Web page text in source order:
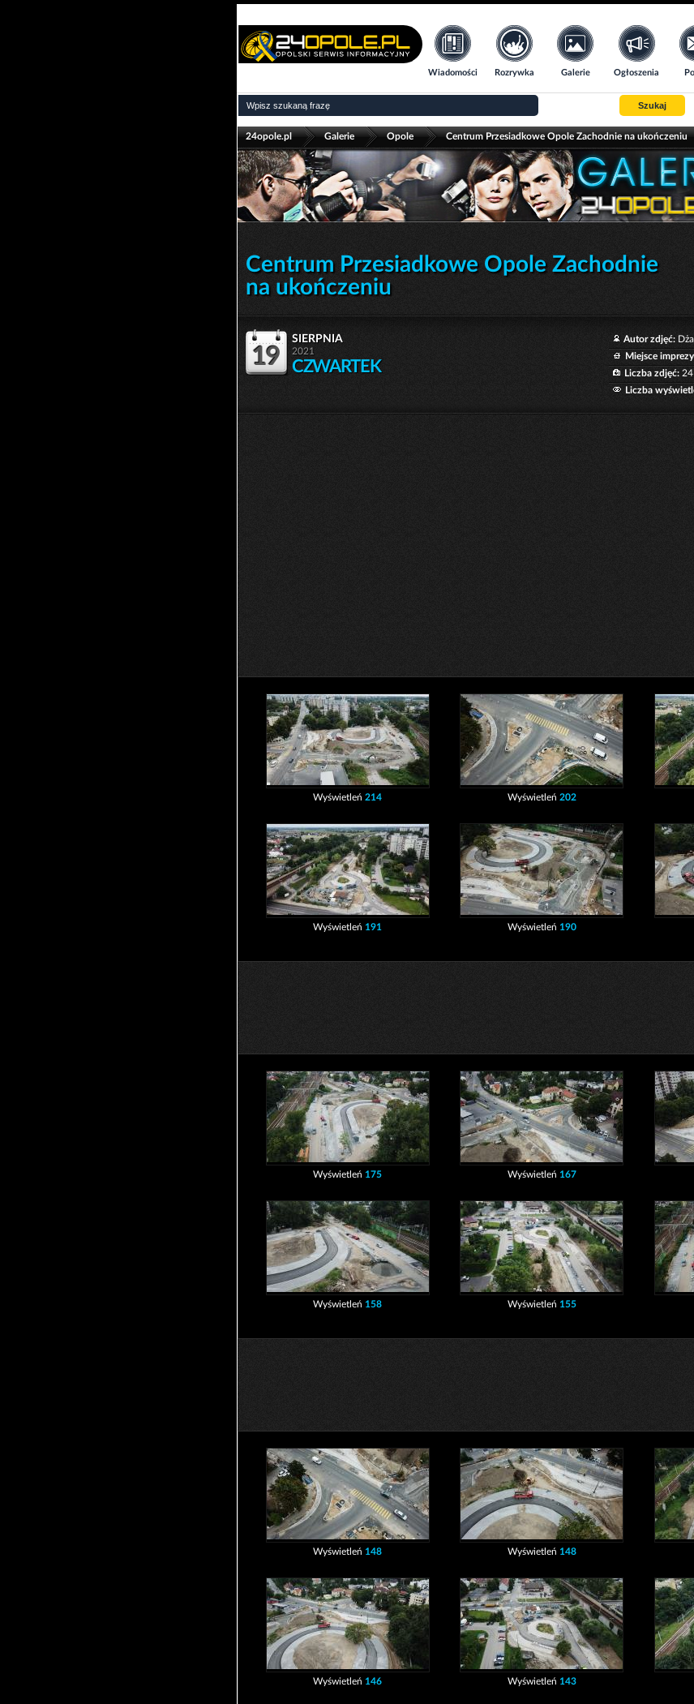
Wiadomości Rozrywka Galerie Ogłoszenia
Szukaj
24opole.pl
>
Galerie Opole Centrum Przesiadkowe Opole Zachodnie na ukończeniu
Centrum Przesiadkowe Opole Zachodnie
na ukończeniu
19
sierpnia
2021
CZWARTEK
Autor zdjęć:
Miejsce
Liczba zdjęć: 24
Liczba
Wyświetleń214 Wyświetleń 202
Wyświetleń 191 Wyświetleń 190
Wyświetleń 175 Wyświetleń 167
Wyświetleń 158 Wyświetleń 155
Wyświetleń 148 Wyświetleń 148
Wyświetleń 146 Wyświetleń 143